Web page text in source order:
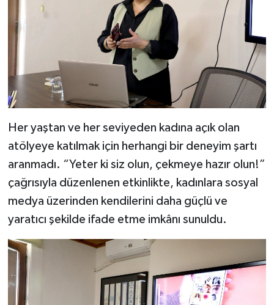
Her yaştan ve her seviyeden kadına açık olan
atölyeye katılmak için herhangi bir deneyim şartı
aranmadı. “Yeter ki siz olun, çekmeye hazır olun!”
çağrısıyla düzenlenen etkinlikte, kadınlara sosyal
medya üzerinden kendilerini daha güçlü ve
yaratıcı şekilde ifade etme imkânı sunuldu.